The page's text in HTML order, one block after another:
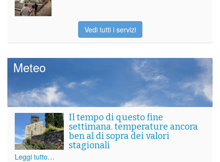
Vedi tutti i servizi
Meteo
Il tempo di questo fine
settimana. temperature ancora
ben al di sopra dei valori
stagionali
Leggi tutto…